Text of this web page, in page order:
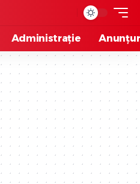
Administrație